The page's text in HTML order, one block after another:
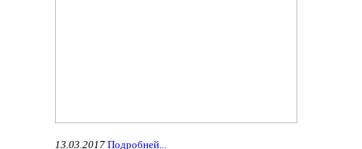
13.03.2017 Подробней...